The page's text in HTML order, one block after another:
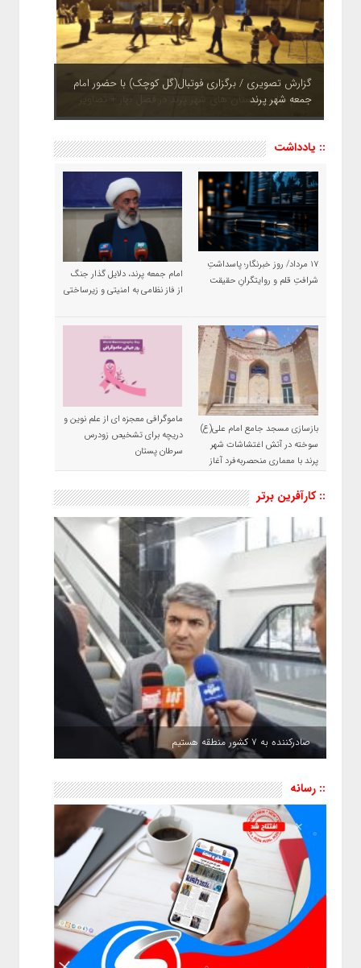
چشم نوازی بوستان های شهر پرند در فصل بهار + تصاویر
:: یادداشت
۱۷ مرداد/ روز خبرنگار؛ پاسداشتِ
شرافتِ قلم و روایتگرانِ حقیقت
امام جمعه پرند، دلایل گذار جنگ
از فاز نظامی به امنیتی و زیرساختی
بازسازی مسجد جامع امام علی(ع)
سوخته در آتش اغتشاشات شهر
پرند با معماری منحصربه‌فرد آغاز
ماموگرافی معجزه ای از علم نوین و
دریچه برای تشخیص زودرس
سرطان پستان
:: کارآفرین برتر
صادرکننده به ۷ کشور منطقه هستیم
:: رسانه